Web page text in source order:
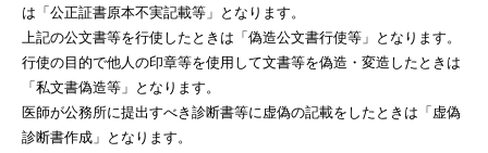
は「公正証書原本不実記載等」となります。
上記の公文書等を行使したときは「偽造公文書行使等」となります。
行使の目的で他人の印章等を使用して文書等を偽造・変造したときは
「私文書偽造等」となります。
医師が公務所に提出すべき診断書等に虚偽の記載をしたときは「虚偽
診断書作成」となります。